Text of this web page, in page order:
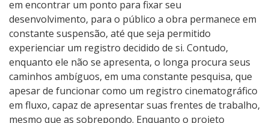
em encontrar um ponto para fixar seu
desenvolvimento, para o público a obra permanece em
constante suspensão, até que seja permitido
experienciar um registro decidido de si. Contudo,
enquanto ele não se apresenta, o longa procura seus
caminhos ambíguos, em uma constante pesquisa, que
apesar de funcionar como um registro cinematográfico
em fluxo, capaz de apresentar suas frentes de trabalho,
mesmo que as sobrepondo. Enquanto o projeto